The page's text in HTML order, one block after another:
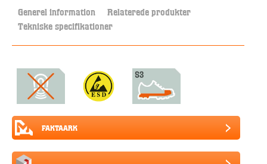
Generel information Relaterede produkter
Tekniske specifikationer
FAKTAARK